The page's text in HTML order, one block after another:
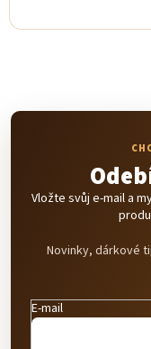
Vložte svůj e-mail a
Novinky, dárkové
E-mail